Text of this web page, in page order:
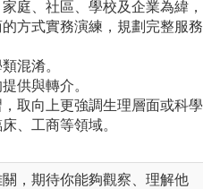
庭、社區、學校及企業為緯，
方式實務演練，規劃完整服務
混淆。
供與轉介。
取向上更強調生理層面或科學
、工商等領域。
，期待你能夠觀察、理解他